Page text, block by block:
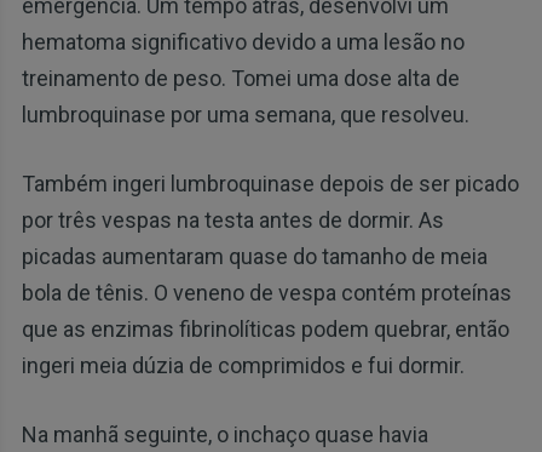
hematoma significativo devido a uma lesão no
treinamento de peso. Tomei uma dose alta de
lumbroquinase por uma semana, que resolveu.
Também ingeri lumbroquinase depois de ser picado
por três vespas na testa antes de dormir. As
picadas aumentaram quase do tamanho de meia
bola de tênis. O veneno de vespa contém proteínas
que as enzimas fibrinolíticas podem quebrar, então
ingeri meia dúzia de comprimidos e fui dormir.
Na manhã seguinte, o inchaço quase havia